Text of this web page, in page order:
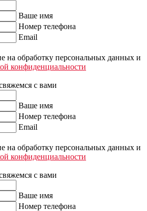
Ваше имя
Номер телефона
Email
на обработку персональных данных и
конфиденциальности
с вами
Ваше имя
Номер телефона
Email
на обработку персональных данных и
конфиденциальности
с вами
Ваше имя
Номер телефона